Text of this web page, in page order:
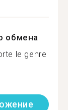
обмена
le genre